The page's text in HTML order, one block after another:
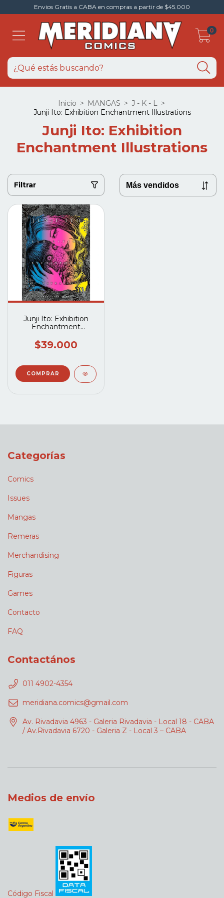
Envios Gratis a CABA en compras a partir de $45.000
0
Inicio > MANGAS > J - K - L >
Junji Ito: Exhibition Enchantment Illustrations
Junji Ito: Exhibition
Enchantment Illustrations
Filtrar
Junji Ito: Exhibition
Enchantment
$39.000
Categorías
Comics
Issues
Mangas
Remeras
Merchandising
Figuras
Games
Contacto
FAQ
Contactános
011 4902-4354
meridiana.comics@gmail.com
Av. Rivadavia 4963 - Galeria Rivadavia - Local 18 - CABA
/ Av.Rivadavia 6720 - Galeria Z - Local 3 – CABA
Medios de envío
Código Fiscal